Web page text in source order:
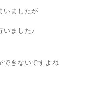
いましたが
いました♪
できないですよね